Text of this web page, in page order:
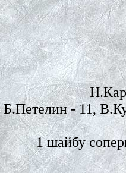
Б.Петелин - 11,
1 шайбу